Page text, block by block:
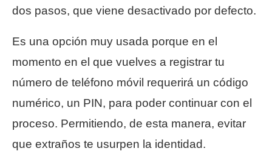
dos pasos, que viene desactivado por defecto.
Es una opción muy usada porque en el
momento en el que vuelves a registrar tu
número de teléfono móvil requerirá un código
numérico, un PIN, para poder continuar con el
proceso. Permitiendo, de esta manera, evitar
que extraños te usurpen la identidad.